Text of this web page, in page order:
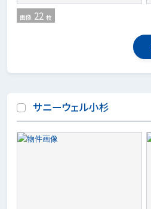
画像 22 枚
サニーウェル小杉